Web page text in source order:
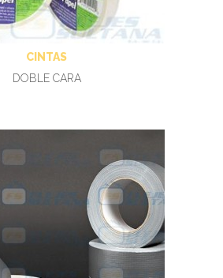
CINTAS
DOBLE CARA